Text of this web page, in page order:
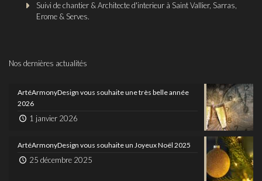
Suivi de chantier & Architecte d'interieur à Saint Vallier, Sarras,
Erome & Serves.
Nos dernières actualités
ArtéArmonyDesign vous souhaite une très belle année
2026
1 janvier 2026
ArtéArmonyDesign vous souhaite un Joyeux Noël 2025
25 décembre 2025